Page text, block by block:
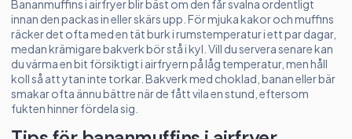
Bananmuffins i airfryer blir bäst om den får svalna ordentligt
innan den packas in eller skärs upp. För mjuka kakor och muffins
räcker det ofta med en tät burk i rumstemperatur i ett par dagar,
medan krämigare bakverk bör stå i kyl. Vill du servera senare kan
du värma en bit försiktigt i airfryern på låg temperatur, men håll
koll så att ytan inte torkar. Bakverk med choklad, banan eller bär
smakar ofta ännu bättre när de fått vila en stund, eftersom
fukten hinner fördela sig.